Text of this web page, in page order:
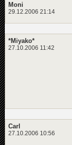
Moni
29.12.2006 21:14
*Miyako*
27.10.2006 11:42
Carl
27.10.2006 10:56